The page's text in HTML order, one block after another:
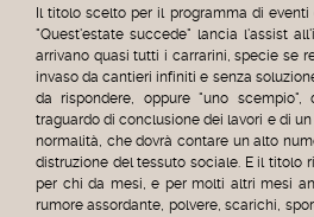
Il titolo scelto per il programma di
"Quest'estate succede" lancia l'assist
arrivano quasi tutti i carrarini, specie se
invaso da cantieri infiniti e senza
da rispondere, oppure "uno scempio",
traguardo di conclusione dei lavori e di
normalità, che dovrà contare un alto
distruzione del tessuto sociale. E il titolo
per chi da mesi, e per molti altri mesi
rumore assordante, polvere, scarichi,